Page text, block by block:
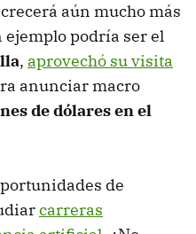
aún mucho más
ejemplo podría ser el
, aprovechó su visita
anunciar macro
de dólares en el
de
carreras